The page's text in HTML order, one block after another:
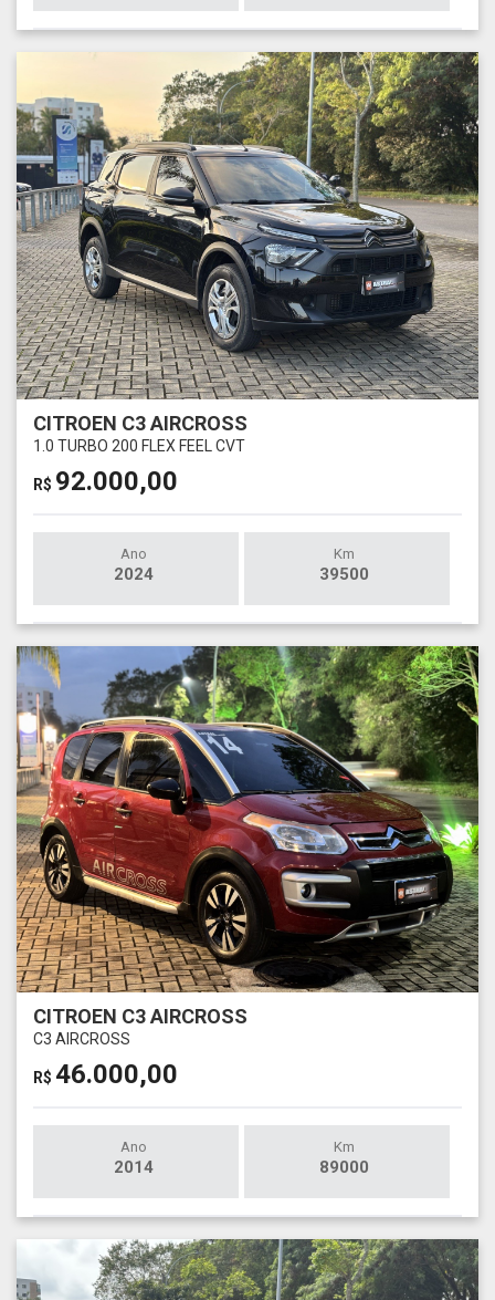
CITROEN C3 AIRCROSS
1.0 TURBO 200 FLEX FEEL CVT
R$ 92.000,00
Ano
2024
Km
39500
CITROEN C3 AIRCROSS
C3 AIRCROSS
R$ 46.000,00
Ano
2014
Km
89000